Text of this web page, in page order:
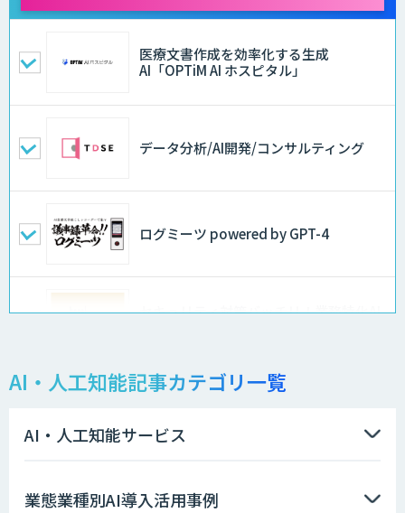
医療文書作成を効率化する生成
AI「OPTiM AI ホスピタル」
データ分析/AI開発/コンサルティング
ログミーツ powered by GPT-4
セキュリティ対策バッチリ！業務特化AI
GENIEE SFA/CRM
AI・人工知能記事カテゴリ一覧
AI・人工知能サービス
業態業種別AI導入活用事例